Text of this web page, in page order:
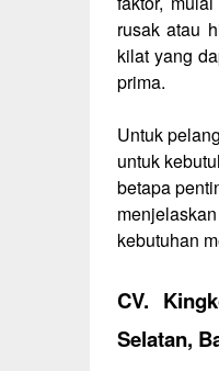
rusak atau
kilat yang
prima.
Untuk
untuk
betapa
kebutuhan
CV.
Selatan,